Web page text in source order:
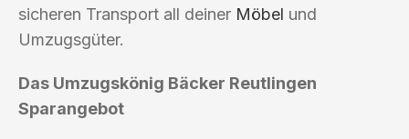
sicheren Transport all deiner Möbel und
Umzugsgüter.
Das Umzugskönig Bäcker Reutlingen
Sparangebot